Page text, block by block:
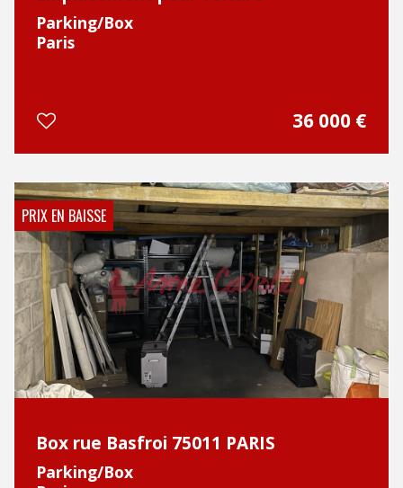
Parking/Box
Paris
36 000 €
PRIX EN BAISSE
Box rue Basfroi 75011 PARIS
Parking/Box